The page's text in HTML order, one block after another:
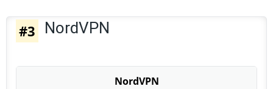
#3 NordVPN
NordVPN